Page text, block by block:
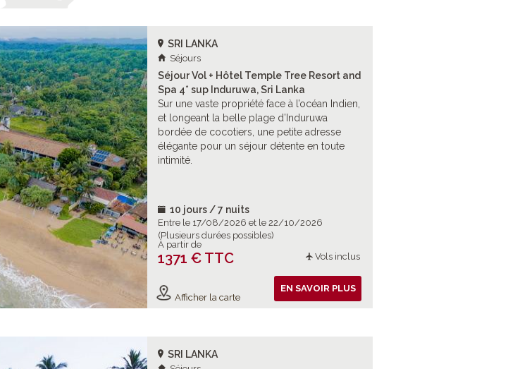
SRI LANKA
Séjours
Séjour Vol + Hôtel Temple Tree Resort and
Spa 4* sup Induruwa, Sri Lanka
Sur une vaste propriété face à l’océan Indien,
et longeant la belle plage d’Induruwa
bordée de cocotiers, une petite adresse
élégante pour un séjour détente en toute
intimité.
10 jours / 7 nuits
Entre le 17/08/2026 et le 22/10/2026
(Plusieurs durées possibles)
À partir de
1371 € TTC Vols inclus
Afficher la carte
EN SAVOIR PLUS
SRI LANKA